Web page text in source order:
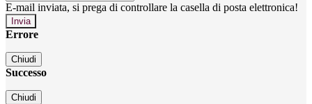
E-mail inviata, si prega di controllare la casella di posta elettronica!
Errore
Chiudi
Successo
Chiudi